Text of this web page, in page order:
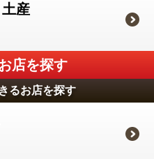
産
店を探す
るお店を探す